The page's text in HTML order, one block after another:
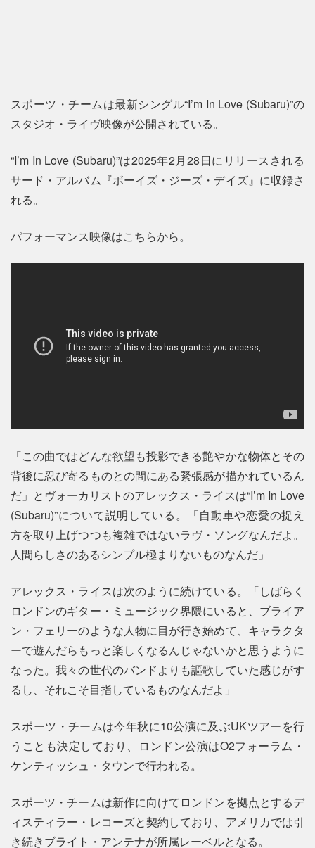
スポーツ・チームは最新シングル“I’m In Love (Subaru)”の
スタジオ・ライヴ映像が公開されている。
“I’m In Love (Subaru)”は2025年2月28日にリリースされる
サード・アルバム『ボーイズ・ジーズ・デイズ』に収録さ
れる。
パフォーマンス映像はこちらから。
「この曲ではどんな欲望も投影できる艶やかな物体とその
背後に忍び寄るものとの間にある緊張感が描かれているん
だ」とヴォーカリストのアレックス・ライスは“I’m In Love
(Subaru)”について説明している。「自動車や恋愛の捉え
方を取り上げつつも複雑ではないラヴ・ソングなんだよ。
人間らしさのあるシンプル極まりないものなんだ」
アレックス・ライスは次のように続けている。「しばらく
ロンドンのギター・ミュージック界隈にいると、ブライア
ン・フェリーのような人物に目が行き始めて、キャラクタ
ーで遊んだらもっと楽しくなるんじゃないかと思うように
なった。我々の世代のバンドよりも謳歌していた感じがす
るし、それこそ目指しているものなんだよ」
スポーツ・チームは今年秋に10公演に及ぶUKツアーを行
うことも決定しており、ロンドン公演はO2フォーラム・
ケンティッシュ・タウンで行われる。
スポーツ・チームは新作に向けてロンドンを拠点とするデ
ィスティラー・レコーズと契約しており、アメリカでは引
き続きブライト・アンテナが所属レーベルとなる。